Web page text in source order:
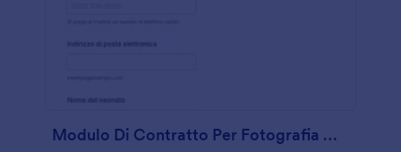
Modulo Di Contratto Per Fotografia Neonatale